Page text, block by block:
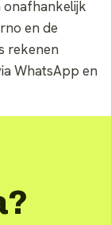
onafhankelijk
en de
rekenen
WhatsApp en